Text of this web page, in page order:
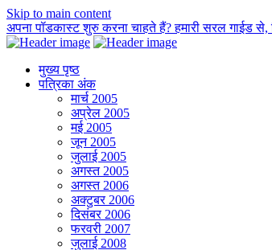
Skip to main content
अपना पॉडकास्ट शुरु करना चाहते हैं? हमारी सरल गाईड से,
मुख्य पृष्ठ
पत्रिका अंक
मार्च 2005
अप्रेल 2005
मई 2005
जून 2005
जुलाई 2005
अगस्त 2005
अगस्त 2006
अक्टुबर 2006
दिसंबर 2006
फरवरी 2007
जुलाई 2008